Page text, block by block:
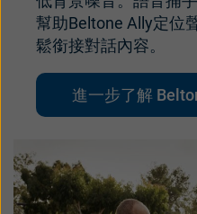
幫助Beltone Ally定位
鬆銜接對話內容。
進一步了解